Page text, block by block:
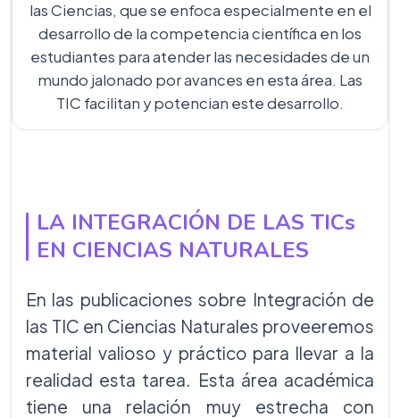
las Ciencias, que se enfoca especialmente en el
desarrollo de la competencia científica en los
estudiantes para atender las necesidades de un
mundo jalonado por avances en esta área. Las
TIC facilitan y potencian este desarrollo.
LA INTEGRACIÓN DE LAS TICs
EN CIENCIAS NATURALES
En las publicaciones sobre Integración de
las TIC en Ciencias Naturales proveeremos
material valioso y práctico para llevar a la
realidad esta tarea. Esta área académica
tiene una relación muy estrecha con